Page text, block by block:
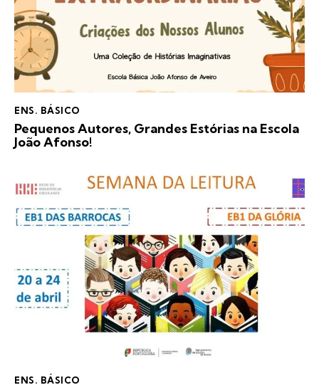
ENS. BÁSICO
Pequenos Autores, Grandes Estórias na Escola
João Afonso!
ENS. BÁSICO